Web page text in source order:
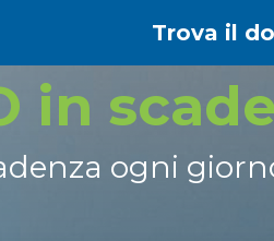
Trova il
in
ogni